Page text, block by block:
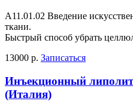
А11.01.02 Введение
ткани.
Быстрый способ убрать
13000 р. Записаться
Инъекционный
(Италия)